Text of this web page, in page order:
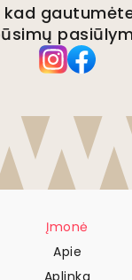
kad
Įmonė
Apie
Aplinka